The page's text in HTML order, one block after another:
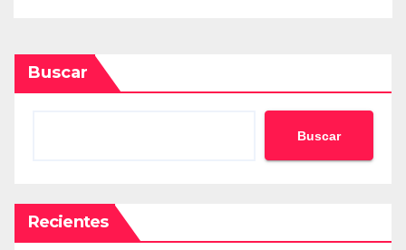
Buscar
Buscar
Recientes